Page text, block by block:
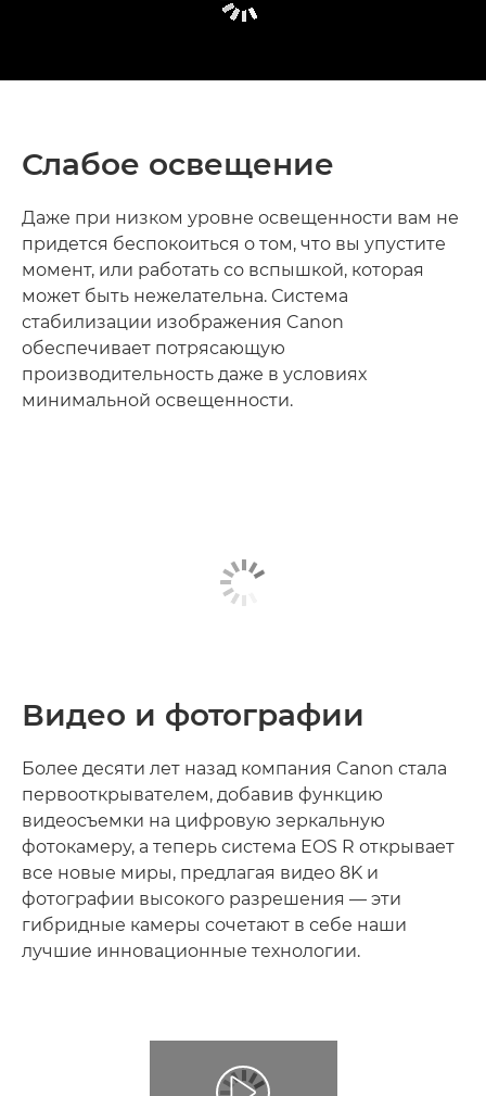
Слабое освещение
Даже при низком уровне освещенности вам не
придется беспокоиться о том, что вы упустите
момент, или работать со вспышкой, которая
может быть нежелательна. Система
стабилизации изображения Canon
обеспечивает потрясающую
производительность даже в условиях
минимальной освещенности.
Видео и фотографии
Более десяти лет назад компания Canon стала
первооткрывателем, добавив функцию
видеосъемки на цифровую зеркальную
фотокамеру, а теперь система EOS R открывает
все новые миры, предлагая видео 8K и
фотографии высокого разрешения — эти
гибридные камеры сочетают в себе наши
лучшие инновационные технологии.